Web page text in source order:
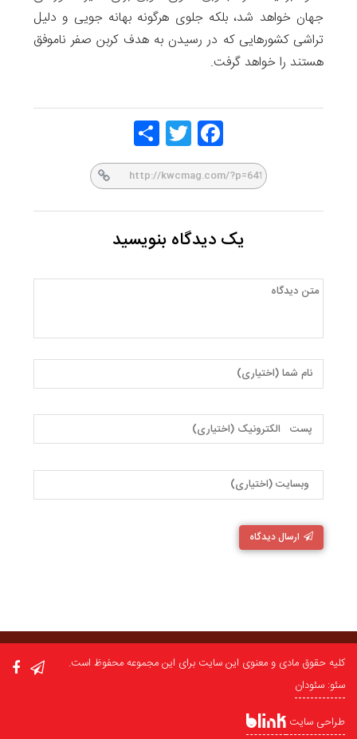
جهان خواهد شد، بلکه جلوی هرگونه بهانه جویی و دلیل
تراشی کشورهایی که در رسیدن به هدف کربن صفر ناموفق
هستند را خواهد گرفت.
Face
Twitt
یک دیدگاه بنویسید
ارسال دیدگاه
کلیه حقوق مادی و معنوی این سایت برای این مجموعه محفوظ است.
سئو: سئودان
طراحی سایت